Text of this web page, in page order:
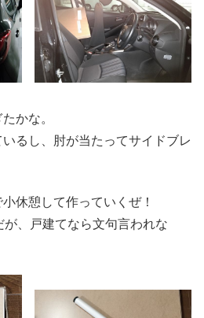
かな。
るし、肘が当たってサイドブレ
休憩して作っていくぜ！
、戸建てなら文句言われな